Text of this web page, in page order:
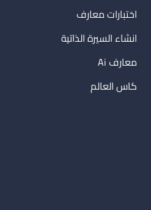
اختبارات معارف
انشاء السيرة الذاتية
معارف Ai
كاس العالم